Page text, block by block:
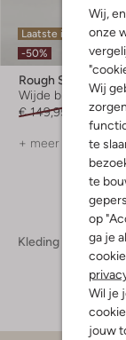
Wij,
onze
Wij
te
te
op
ga je
Wil je
jouw
Laatste item
-50%
Rough Studios
Wijde broek
€ 149,95
€ 74,95
+ meer kleuren
Kleding Broeken